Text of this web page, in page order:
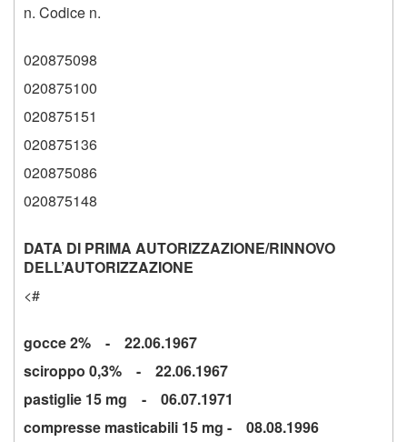
n. Codice n.
020875098
020875100
020875151
020875136
020875086
020875148
DATA DI PRIMA AUTORIZZAZIONE/RINNOVO
DELL’AUTORIZZAZIONE
<#
gocce 2% - 22.06.1967
sciroppo 0,3% - 22.06.1967
pastiglie 15 mg - 06.07.1971
compresse masticabili 15 mg - 08.08.1996